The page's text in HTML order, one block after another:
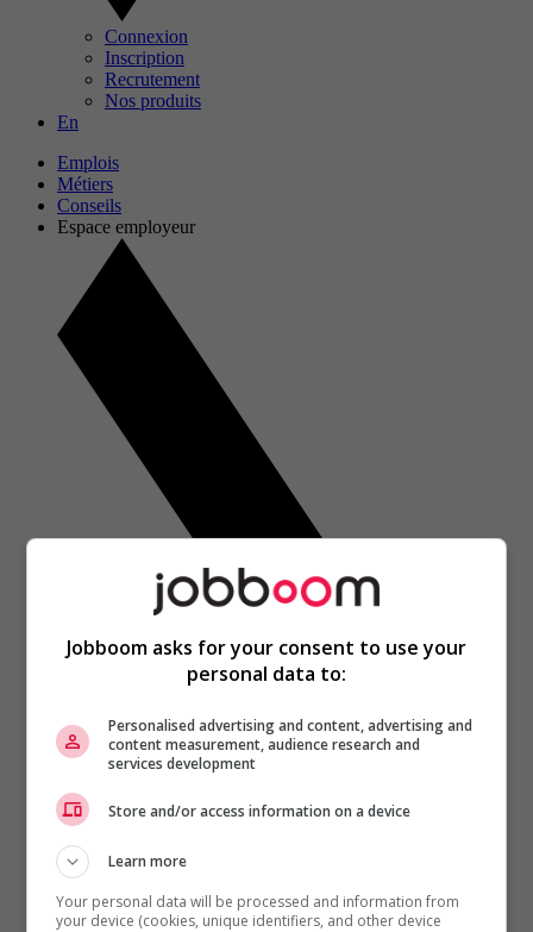
Connexion
Inscription
Recrutement
Nos produits
En
Emplois
Métiers
Conseils
Espace employeur
Jobboom asks for your consent to use your
personal data to:
Personalised advertising and content, advertising and
content measurement, audience research and
services development
Store and/or access information on a device
Learn more
Your personal data will be processed and information from
your device (cookies, unique identifiers, and other device